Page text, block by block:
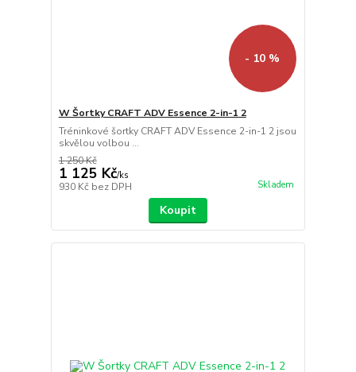
- 10 %
W Šortky CRAFT ADV Essence 2-in-1 2
Tréninkové šortky CRAFT ADV Essence 2-in-1 2 jsou
skvělou volbou ...
1 250 Kč
1 125 Kč/ks
930 Kč bez DPH Skladem
Koupit